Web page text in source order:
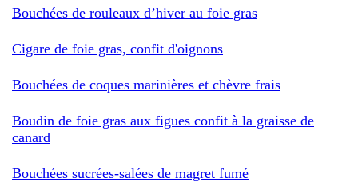
Bouchées de rouleaux d’hiver au foie gras
Cigare de foie gras, confit d'oignons
Bouchées de coques marinières et chèvre frais
Boudin de foie gras aux figues confit à la graisse de
canard
Bouchées sucrées-salées de magret fumé